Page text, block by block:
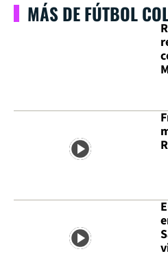
MÁS DE FÚTBOL